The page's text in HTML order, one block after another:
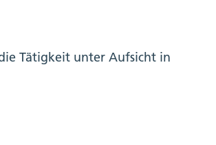
Tätigkeit unter Aufsicht in